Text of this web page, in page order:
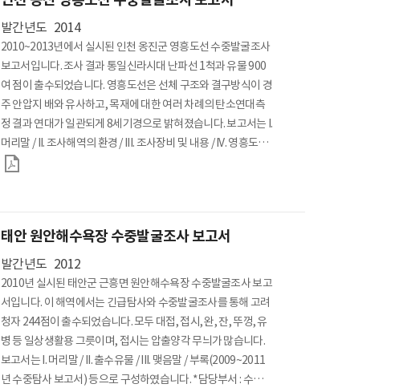
발간년도 2014
2010~2013년에서 실시된 인천 옹진군 영흥도선 수중발굴조사
보고서입니다. 조사 결과 통일신라시대 난파선 1척과 유물 900
여 점이 출수되었습니다. 영흥도선은 선체 구조와 결구방식이 경
주 안압지 배와 유사하고, 목재에 대한 여러 차례의 탄소연대측
정 결과 연대가 일관되게 8세기경으로 밝혀졌습니다. 보고서는 I.
머리말 / II. 조사해역의 환경 / III. 조사장비 및 내용 / IV. 영흥도선
과 주변 출수유물 / V. 출수유물 보존처리 / VI. 출수유물 분석 / VII.
태안 원안해수욕장 수중발굴조사 보고서
발간년도 2012
2010년 실시된 태안군 근흥면 원안해수욕장 수중발굴조사 보고
서입니다. 이 해역에서는 긴급탐사와 수중발굴조사를 통해 고려
청자 244점이 출수되었습니다. 모두 대접, 접시, 완, 잔, 뚜껑, 유
병 등 일상생활용 그릇이며, 접시는 압출양각 무늬가 많습니다.
보고서는 I. 머리말 / II. 출수유물 / III. 맺음말 / 부록(2009~2011
년 수중탐사 보고서) 등으로 구성하였습니다. *담당부서 : 수중발